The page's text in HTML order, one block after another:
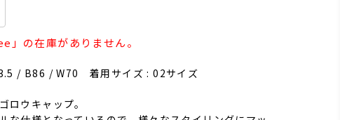
」の在庫がありません。
/ B86 / W70 着用サイズ : 02サイズ
ロウキャップ。